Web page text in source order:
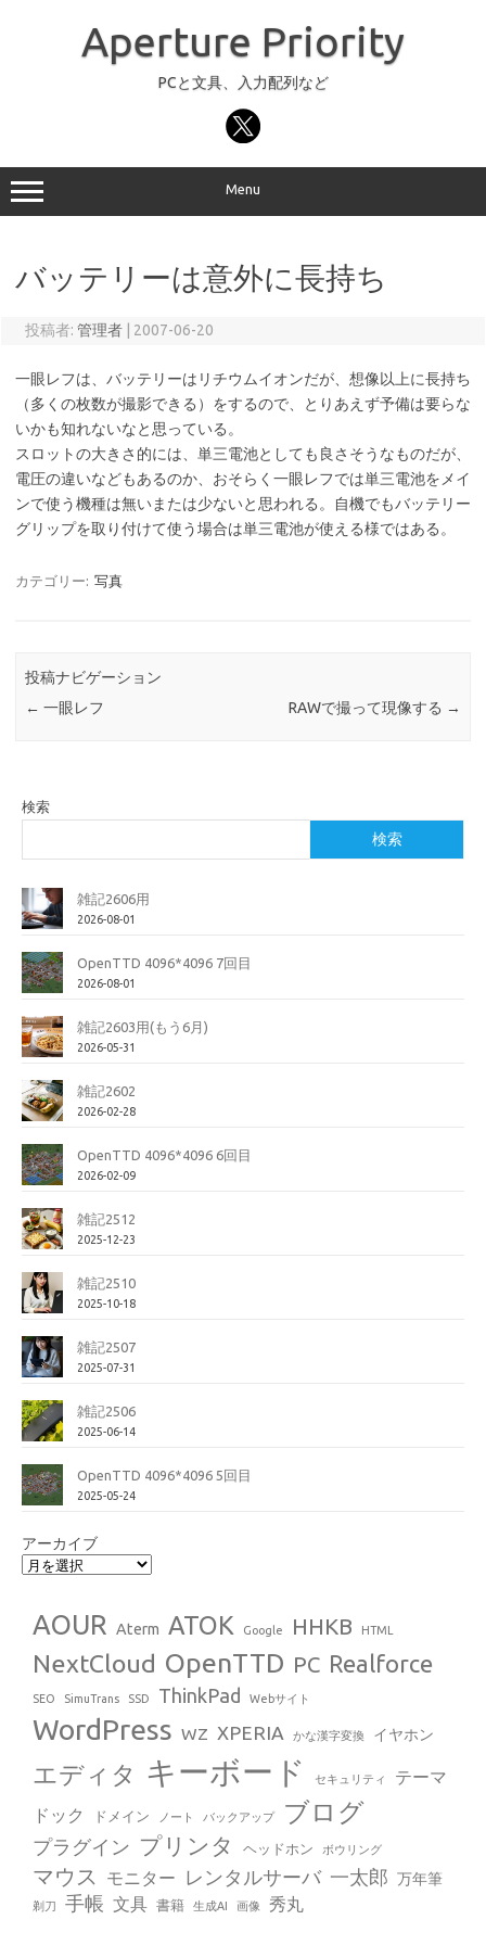
Aperture Priority
PCと文具、入力配列など
Menu
バッテリーは意外に長持ち
投稿者: 管理者 2007-06-20
一眼レフは、バッテリーはリチウムイオンだが、想像以上に長持ち
（多くの枚数が撮影できる）をするので、とりあえず予備は要らな
いかも知れないなと思っている。
スロットの大きさ的には、単三電池としても良さそうなものだが、
電圧の違いなどもあるのか、おそらく一眼レフでは単三電池をメイ
ンで使う機種は無いまたは少ないと思われる。自機でもバッテリー
グリップを取り付けて使う場合は単三電池が使える様ではある。
カテゴリー: 写真
投稿ナビゲーション
← 一眼レフ RAWで撮って現像する →
検索
検索
雑記2606用
2026-08-01
OpenTTD 4096*4096 7回目
2026-08-01
雑記2603用(もう6月)
2026-05-31
雑記2602
2026-02-28
OpenTTD 4096*4096 6回目
2026-02-09
雑記2512
2025-12-23
雑記2510
2025-10-18
雑記2507
2025-07-31
雑記2506
2025-06-14
OpenTTD 4096*4096 5回目
2025-05-24
アーカイブ
AOUR Aterm ATOK Google HHKB HTML
NextCloud OpenTTD PC Realforce
SEO SimuTrans SSD ThinkPad Webサイト
WordPress WZ XPERIA かな漢字変換 イヤホン
エディタ キーボード セキュリティ
テーマ
ドック
ドメイン ノート バックアップ ブログ
プラグイン プリンタ ヘッドホン ボウリング
マウス モニター レンタルサーバ 一太郎 万年筆
剃刀 手帳 文具 書籍 生成AI 画像 秀丸